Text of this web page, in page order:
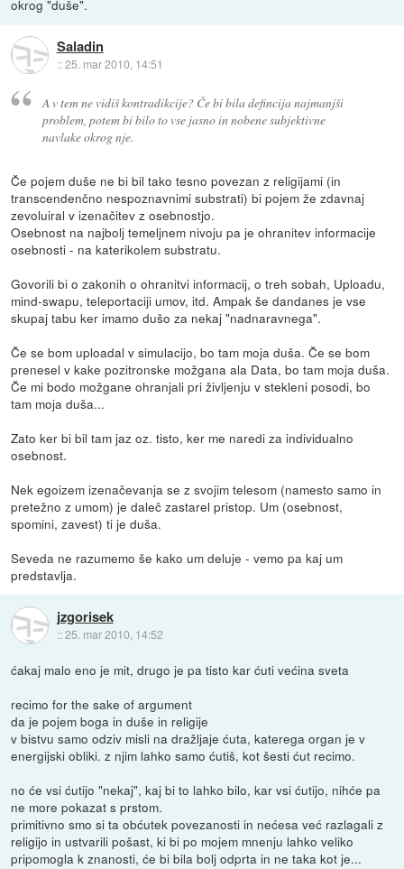
okrog "duše".
Saladin
::25. mar 2010, 14:51
A v tem ne vidiš kontradikcije? Če bi bila defincija najmanjši
problem, potem bi bilo to vse jasno in nobene subjektivne
navlake okrog nje.
Če pojem duše ne bi bil tako tesno povezan z religijami (in
transcendenčno nespoznavnimi substrati) bi pojem že zdavnaj
zevoluiral v izenačitev z osebnostjo.
Osebnost na najbolj temeljnem nivoju pa je ohranitev informacije
osebnosti - na katerikolem substratu.
Govorili bi o zakonih o ohranitvi informacij, o treh sobah, Uploadu,
mind-swapu, teleportaciji umov, itd. Ampak še dandanes je vse
skupaj tabu ker imamo dušo za nekaj "nadnaravnega".
Če se bom uploadal v simulacijo, bo tam moja duša. Če se bom
prenesel v kake pozitronske možgana ala Data, bo tam moja duša.
Če mi bodo možgane ohranjali pri življenju v stekleni posodi, bo
tam moja duša...
Zato ker bi bil tam jaz oz. tisto, ker me naredi za individualno
osebnost.
Nek egoizem izenačevanja se z svojim telesom (namesto samo in
pretežno z umom) je daleč zastarel pristop. Um (osebnost,
spomini, zavest) ti je duša.
Seveda ne razumemo še kako um deluje - vemo pa kaj um
predstavlja.
jzgorisek
::25. mar 2010, 14:52
ćakaj malo eno je mit, drugo je pa tisto kar ćuti većina sveta
recimo for the sake of argument
da je pojem boga in duše in religije
v bistvu samo odziv misli na dražljaje ćuta, katerega organ je v
energijski obliki. z njim lahko samo ćutiš, kot šesti ćut recimo.
no će vsi ćutijo "nekaj", kaj bi to lahko bilo, kar vsi ćutijo, nihće pa
ne more pokazat s prstom.
primitivno smo si ta obćutek povezanosti in nećesa već razlagali z
religijo in ustvarili pošast, ki bi po mojem mnenju lahko veliko
pripomogla k znanosti, će bi bila bolj odprta in ne taka kot je...